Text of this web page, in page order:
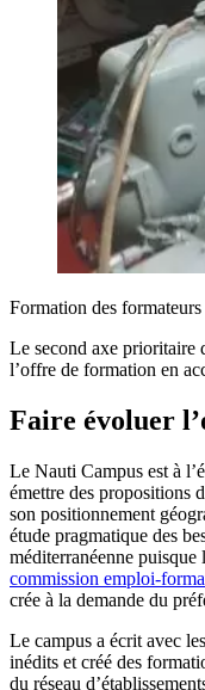
Formation des
Le second axe prioritaire
l’offre de formation en
Faire évoluer
Le Nauti Campus est à
émettre des propositions
son positionnement
étude pragmatique des
méditerranéenne puisque
commission emploi-
crée à la demande du
Le campus a écrit avec
inédits et créé des
du réseau